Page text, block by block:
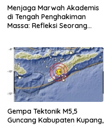
Menjaga Marwah Akademis
di Tengah Penghakiman
Massa: Refleksi Seorang
Gempa Tektonik M5,5
Guncang Kabupaten Kupang,